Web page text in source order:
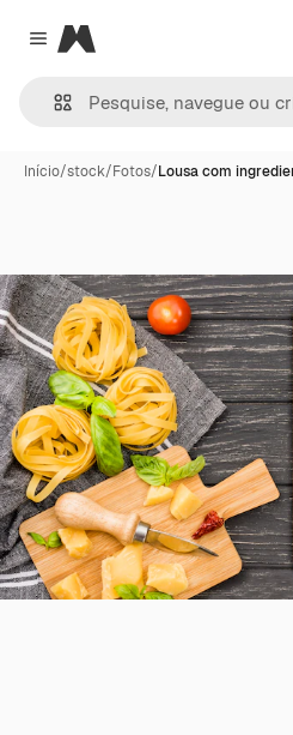
Close menu
Magnific
Início/stock/Fotos/Lousa com